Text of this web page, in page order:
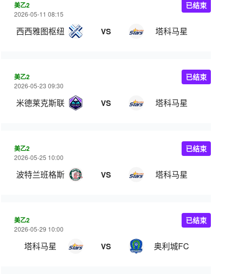
美乙2
2026-05-11 08:15
西西雅图枢纽 VS 塔科马星
已结束
美乙2
2026-05-23 09:30
米德莱克斯联 VS 塔科马星
已结束
美乙2
2026-05-25 10:00
波特兰班格斯 VS 塔科马星
已结束
美乙2
2026-05-29 10:00
塔科马星 VS 奥利城FC
已结束